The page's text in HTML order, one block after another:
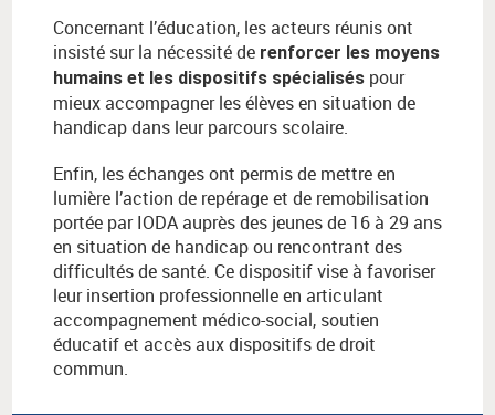
Concernant l’éducation, les acteurs réunis ont
insisté sur la nécessité de renforcer les moyens
humains et les dispositifs spécialisés pour
mieux accompagner les élèves en situation de
handicap dans leur parcours scolaire.
Enfin, les échanges ont permis de mettre en
lumière l’action de repérage et de remobilisation
portée par IODA auprès des jeunes de 16 à 29 ans
en situation de handicap ou rencontrant des
difficultés de santé. Ce dispositif vise à favoriser
leur insertion professionnelle en articulant
accompagnement médico-social, soutien
éducatif et accès aux dispositifs de droit
commun.